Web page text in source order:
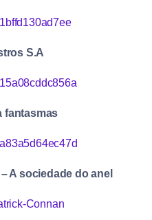
S.A
fantasmas
A sociedade do anel